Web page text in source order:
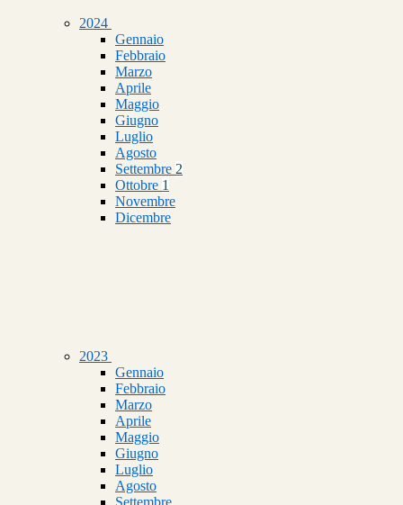
2024
Gennaio
Febbraio
Marzo
Aprile
Maggio
Giugno
Luglio
Agosto
Settembre 2
Ottobre 1
Novembre
Dicembre
2023
Gennaio
Febbraio
Marzo
Aprile
Maggio
Giugno
Luglio
Agosto